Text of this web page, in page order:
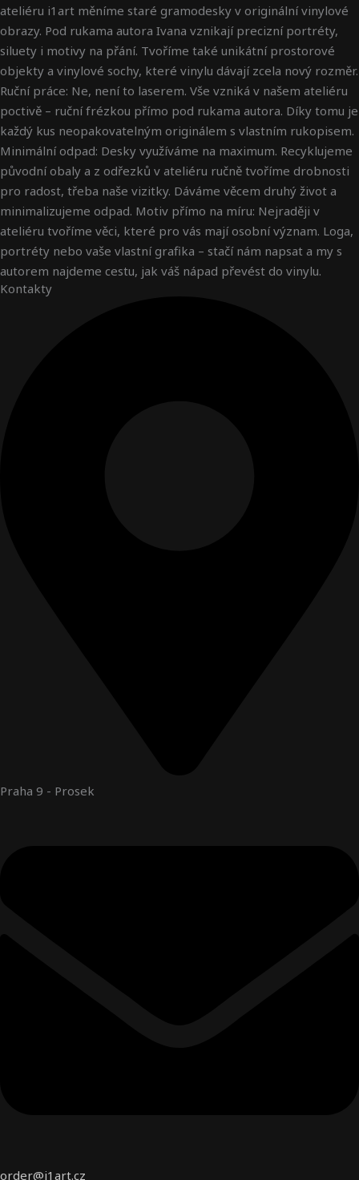
ateliéru i1art měníme staré gramodesky v originální vinylové
obrazy. Pod rukama autora Ivana vznikají precizní portréty,
siluety i motivy na přání. Tvoříme také unikátní prostorové
objekty a vinylové sochy, které vinylu dávají zcela nový rozměr.
Ruční práce: Ne, není to laserem. Vše vzniká v našem ateliéru
poctivě – ruční frézkou přímo pod rukama autora. Díky tomu je
každý kus neopakovatelným originálem s vlastním rukopisem.
Minimální odpad: Desky využíváme na maximum. Recyklujeme
původní obaly a z odřezků v ateliéru ručně tvoříme drobnosti
pro radost, třeba naše vizitky. Dáváme věcem druhý život a
minimalizujeme odpad. Motiv přímo na míru: Nejraději v
ateliéru tvoříme věci, které pro vás mají osobní význam. Loga,
portréty nebo vaše vlastní grafika – stačí nám napsat a my s
autorem najdeme cestu, jak váš nápad převést do vinylu.
Kontakty
Praha 9 - Prosek
order@i1art.cz